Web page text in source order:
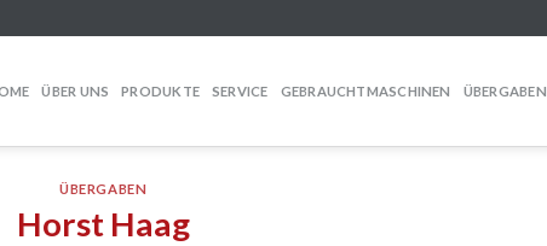
ÜBER UNS PRODUKTE SERVICE GEBRAUCHTMASCHINEN ÜBERGABEN
ÜBERGABEN
Horst Haag